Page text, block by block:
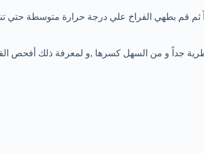
ثم قم بطهي الفراخ علي درجة حرارة متوسطة حتي
طرية جداً و من السهل كسرها ,و لمعرفة ذلك أفحص